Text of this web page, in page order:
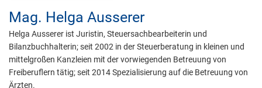
Mag. Helga Ausserer
Helga Ausserer ist Juristin, Steuersachbearbeiterin und
Bilanzbuchhalterin; seit 2002 in der Steuerberatung in kleinen und
mittelgroßen Kanzleien mit der vorwiegenden Betreuung von
Freiberuflern tätig; seit 2014 Spezialisierung auf die Betreuung von
Ärzten.